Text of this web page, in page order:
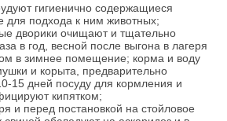
гигиенично содержащиеся
для подхода к ним животных;
дворики очищают и тщательно
в год, весной после выгона в лагеря
в зимнее помещение; корма и воду
и корыта, предварительно
15 дней посуду для кормления и
кипятком;
и перед постановкой на стойловое